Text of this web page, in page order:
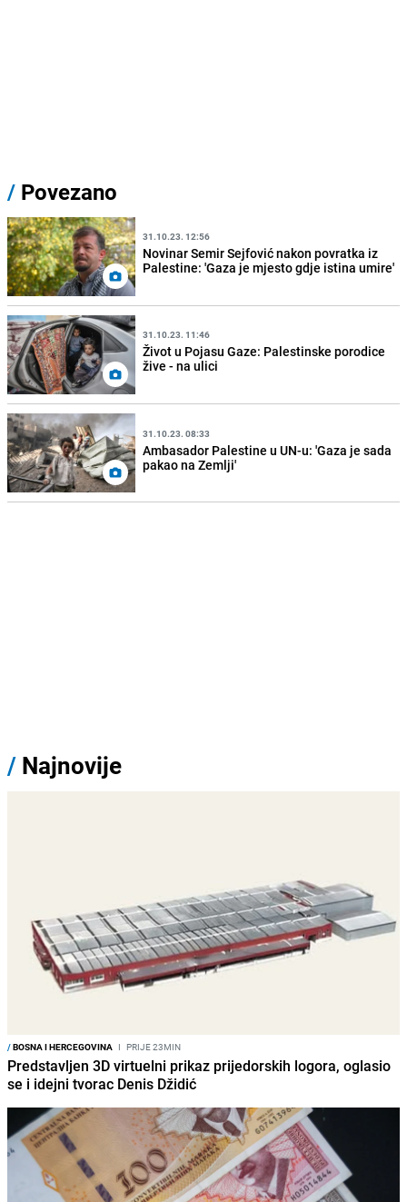
/ Povezano
31.10.23. 12:56
Novinar Semir Sejfović nakon povratka iz
Palestine: 'Gaza je mjesto gdje istina umire'
31.10.23. 11:46
Život u Pojasu Gaze: Palestinske porodice
žive - na ulici
31.10.23. 08:33
Ambasador Palestine u UN-u: 'Gaza je sada
pakao na Zemlji'
/ Najnovije
/BOSNA I HERCEGOVINA I PRIJE 23MIN
Predstavljen 3D virtuelni prikaz prijedorskih logora, oglasio
se i idejni tvorac Denis Džidić